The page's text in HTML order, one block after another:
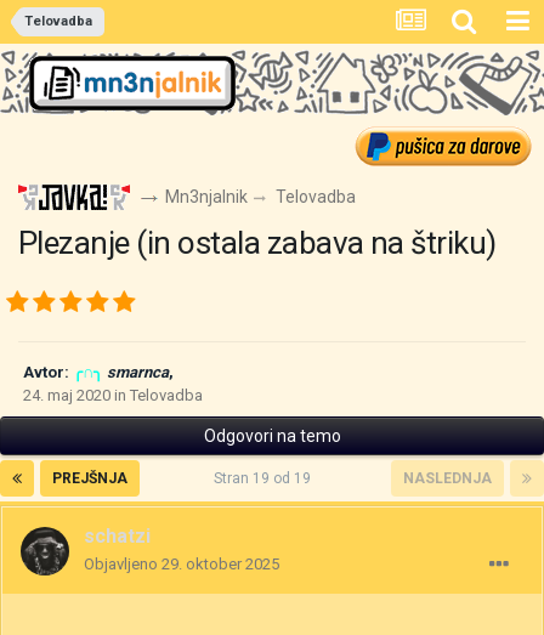
Telovadba
Mn3njalnik Telovadba
Plezanje (in ostala zabava na štriku)
Avtor: ╭∩╮ smarnca,
24. maj 2020 in Telovadba
Odgovori na temo
PREJŠNJA NASLEDNJA
Stran 19 od 19
schatzi
Objavljeno 29. oktober 2025